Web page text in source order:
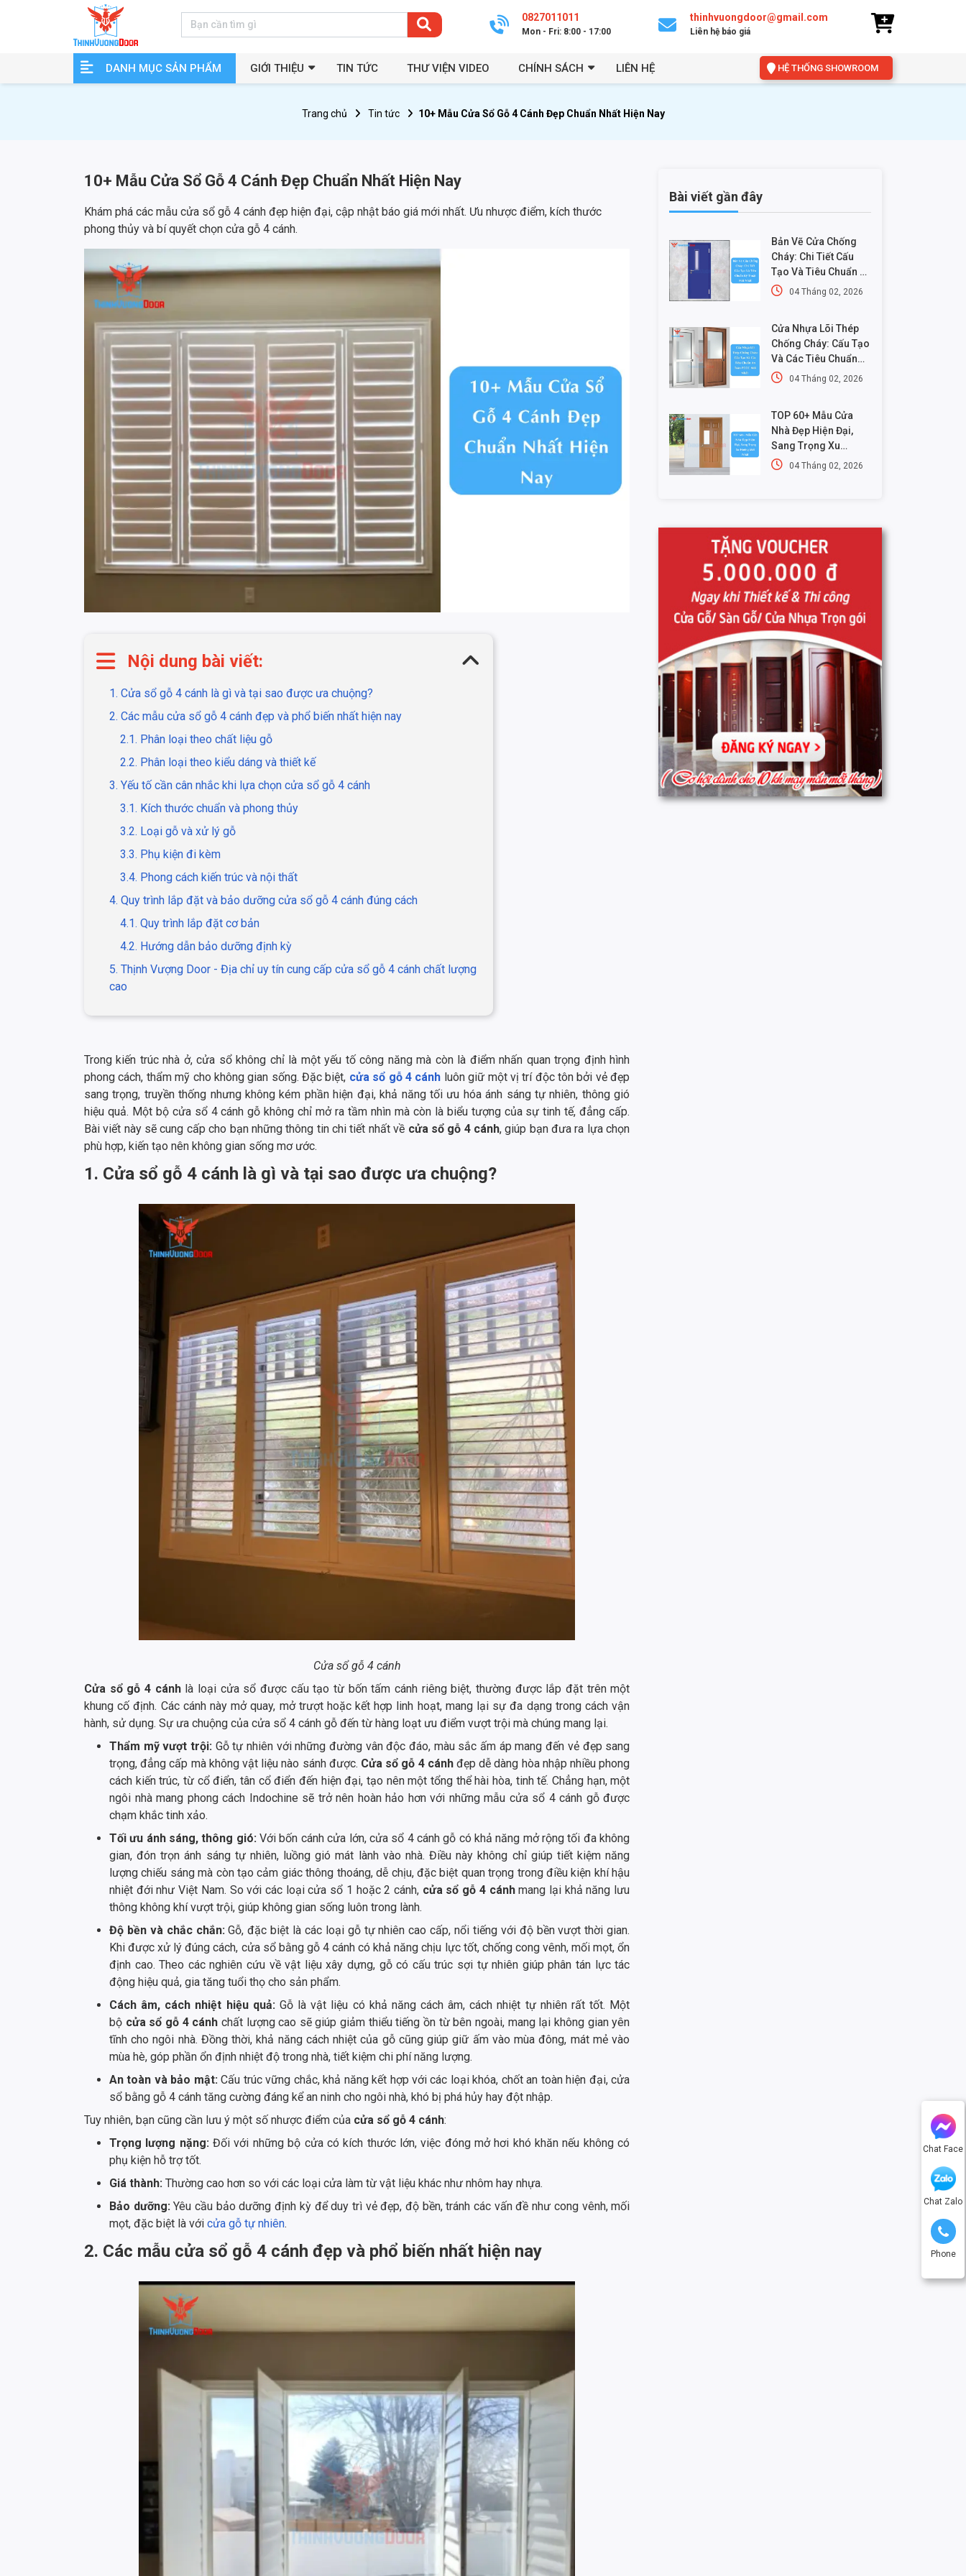
0827011011
Mon - Fri: 8:00 - 17:00
thinhvuongdoor@gmail.com
Liên hệ báo giá
DANH MỤC SẢN PHẨM GIỚI THIỆU TIN TỨC THƯ VIỆN VIDEO CHÍNH SÁCH LIÊN HỆ HỆ THỐNG SHOWROOM
Chat Face
Chat Zalo
Phone
Trang chủ Tin tức 10+ Mẫu Cửa Sổ Gỗ 4 Cánh Đẹp Chuẩn Nhất Hiện Nay
10+ Mẫu Cửa Sổ Gỗ 4 Cánh Đẹp Chuẩn Nhất Hiện Nay
Khám phá các mẫu cửa sổ gỗ 4 cánh đẹp hiện đại, cập nhật báo giá mới nhất. Ưu nhược điểm, kích thước
phong thủy và bí quyết chọn cửa gỗ 4 cánh.
Nội dung bài viết:
1. Cửa sổ gỗ 4 cánh là gì và tại sao được ưa chuộng?
2. Các mẫu cửa sổ gỗ 4 cánh đẹp và phổ biến nhất hiện nay
2.1. Phân loại theo chất liệu gỗ
2.2. Phân loại theo kiểu dáng và thiết kế
3. Yếu tố cần cân nhắc khi lựa chọn cửa sổ gỗ 4 cánh
3.1. Kích thước chuẩn và phong thủy
3.2. Loại gỗ và xử lý gỗ
3.3. Phụ kiện đi kèm
3.4. Phong cách kiến trúc và nội thất
4. Quy trình lắp đặt và bảo dưỡng cửa sổ gỗ 4 cánh đúng cách
4.1. Quy trình lắp đặt cơ bản
4.2. Hướng dẫn bảo dưỡng định kỳ
5. Thịnh Vượng Door - Địa chỉ uy tín cung cấp cửa sổ gỗ 4 cánh chất lượng
cao
Trong kiến trúc nhà ở, cửa sổ không chỉ là một yếu tố công năng mà còn là điểm nhấn quan trọng định hình
phong cách, thẩm mỹ cho không gian sống. Đặc biệt, cửa sổ gỗ 4 cánh luôn giữ một vị trí độc tôn bởi vẻ đẹp
sang trọng, truyền thống nhưng không kém phần hiện đại, khả năng tối ưu hóa ánh sáng tự nhiên, thông gió
hiệu quả. Một bộ cửa sổ 4 cánh gỗ không chỉ mở ra tầm nhìn mà còn là biểu tượng của sự tinh tế, đẳng cấp.
Bài viết này sẽ cung cấp cho bạn những thông tin chi tiết nhất về cửa sổ gỗ 4 cánh, giúp bạn đưa ra lựa chọn
phù hợp, kiến tạo nên không gian sống mơ ước.
1. Cửa sổ gỗ 4 cánh là gì và tại sao được ưa chuộng?
Cửa sổ gỗ 4 cánh
Cửa sổ gỗ 4 cánhlà loại cửa sổ được cấu tạo từ bốn tấm cánh riêng biệt, thường được lắp đặt trên một
khung cố định. Các cánh này mở quay, mở trượt hoặc kết hợp linh hoạt, mang lại sự đa dạng trong cách vận
hành, sử dụng. Sự ưa chuộng của cửa sổ 4 cánh gỗ đến từ hàng loạt ưu điểm vượt trội mà chúng mang lại.
Thẩm mỹ vượt trội: Gỗ tự nhiên với những đường vân độc đáo, màu sắc ấm áp mang đến vẻ đẹp sang
trọng, đẳng cấp mà không vật liệu nào sánh được. Cửa sổ gỗ 4 cánhđẹp dễ dàng hòa nhập nhiều phong
cách kiến trúc, từ cổ điển, tân cổ điển đến hiện đại, tạo nên một tổng thể hài hòa, tinh tế. Chẳng hạn, một
ngôi nhà mang phong cách Indochine sẽ trở nên hoàn hảo hơn với những mẫu cửa sổ 4 cánh gỗ được
chạm khắc tinh xảo.
Tối ưu ánh sáng, thông gió:Với bốn cánh cửa lớn, cửa sổ 4 cánh gỗ có khả năng mở rộng tối đa không
gian, đón trọn ánh sáng tự nhiên, luồng gió mát lành vào nhà. Điều này không chỉ giúp tiết kiệm năng
lượng chiếu sáng mà còn tạo cảm giác thông thoáng, dễ chịu, đặc biệt quan trọng trong điều kiện khí hậu
nhiệt đới như Việt Nam. So với các loại cửa sổ 1 hoặc 2 cánh, cửa sổ gỗ 4 cánhmang lại khả năng lưu
thông không khí vượt trội, giúp không gian sống luôn trong lành.
Độ bền và chắc chắn:Gỗ, đặc biệt là các loại gỗ tự nhiên cao cấp, nổi tiếng với độ bền vượt thời gian.
Khi được xử lý đúng cách, cửa sổ bằng gỗ 4 cánh có khả năng chịu lực tốt, chống cong vênh, mối mọt, ổn
định cao. Theo các nghiên cứu về vật liệu xây dựng, gỗ có cấu trúc sợi tự nhiên giúp phân tán lực tác
động hiệu quả, gia tăng tuổi thọ cho sản phẩm.
Cách âm, cách nhiệt hiệu quả: Gỗ là vật liệu có khả năng cách âm, cách nhiệt tự nhiên rất tốt. Một
bộ cửa sổ gỗ 4 cánh chất lượng cao sẽ giúp giảm thiểu tiếng ồn từ bên ngoài, mang lại không gian yên
tĩnh cho ngôi nhà. Đồng thời, khả năng cách nhiệt của gỗ cũng giúp giữ ấm vào mùa đông, mát mẻ vào
mùa hè, góp phần ổn định nhiệt độ trong nhà, tiết kiệm chi phí năng lượng.
An toàn và bảo mật:Cấu trúc vững chắc, khả năng kết hợp với các loại khóa, chốt an toàn hiện đại, cửa
sổ bằng gỗ 4 cánh tăng cường đáng kể an ninh cho ngôi nhà, khó bị phá hủy hay đột nhập.
Tuy nhiên, bạn cũng cần lưu ý một số nhược điểm của cửa sổ gỗ 4 cánh:
Trọng lượng nặng:Đối với những bộ cửa có kích thước lớn, việc đóng mở hơi khó khăn nếu không có
phụ kiện hỗ trợ tốt.
Giá thành: Thường cao hơn so với các loại cửa làm từ vật liệu khác như nhôm hay nhựa.
Bảo dưỡng:Yêu cầu bảo dưỡng định kỳ để duy trì vẻ đẹp, độ bền, tránh các vấn đề như cong vênh, mối
mọt, đặc biệt là với cửa gỗ tự nhiên.
2. Các mẫu cửa sổ gỗ 4 cánh đẹp và phổ biến nhất hiện nay
Bài viết gần đây
Bản Vẽ Cửa Chống
Cháy: Chi Tiết Cấu
Tạo Và Tiêu Chuẩn Kỹ
Thuật Mới Nhất
04 Tháng 02, 2026
Cửa Nhựa Lõi Thép
Chống Cháy: Cấu Tạo
Và Các Tiêu Chuẩn
An Toàn PCCC Mới
04 Tháng 02, 2026
TOP 60+ Mẫu Cửa
Nhà Đẹp Hiện Đại,
Sang Trọng Xu
Hướng Mới Nhất
04 Tháng 02, 2026